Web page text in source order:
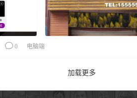
0 电脑端
加载更多